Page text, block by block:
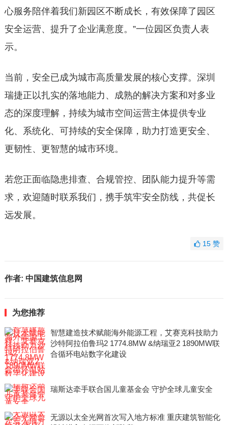
心服务陪伴着我们新园区不断成长，有效保障了园区
安全运营、提升了企业满意度。”一位园区负责人表
示。
当前，安全已成为城市高质量发展的核心支撑。深圳
瑞捷正以扎实的落地能力、成熟的解决方案和对多业
态的深度理解，持续为城市空间运营主体提供专业
化、系统化、可持续的安全保障，助力打造更安全、
更韧性、更智慧的城市环境。
若您正面临隐患排查、合规管控、团队能力提升等需
求，欢迎随时联系我们，携手筑牢安全防线，共促长
远发展。
15赞
作者: 中国建筑信息网
为您推荐
智慧建造技术赋能海外能源工程，艾赛克科技助力
沙特阿拉伯鲁玛2 1774.8MW &纳瑞亚2 1890MW联
合循环电站数字化建设
瑞斯达牵手联合国儿童基金会 守护全球儿童安全
无源以太全光网首次写入地方标准 重庆建筑智能化